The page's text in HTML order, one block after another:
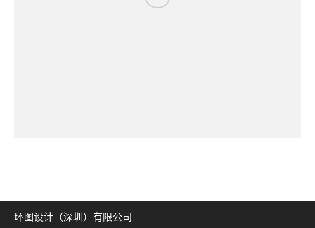
环图设计（深圳）有限公司